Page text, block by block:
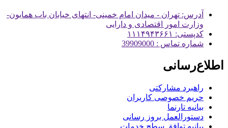
آدرس: تهران - میدان امام خمینی- انتهای خیابان باب همایون-
وزارت امور اقتصادی و دارایی
کدپستی: ۱۱۱۴۹۴۳۶۶۱
شماره تماس : 39909000
اطلاع‌رسانی
راهبرد مشارکتی
حریم خصوصی کاربران
بیانیه تارنما
دستورالعمل بروز رسانی
بیانیه توافق سطح خدمات